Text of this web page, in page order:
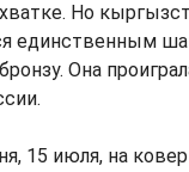
Но
единственным
Она
15 июля, на